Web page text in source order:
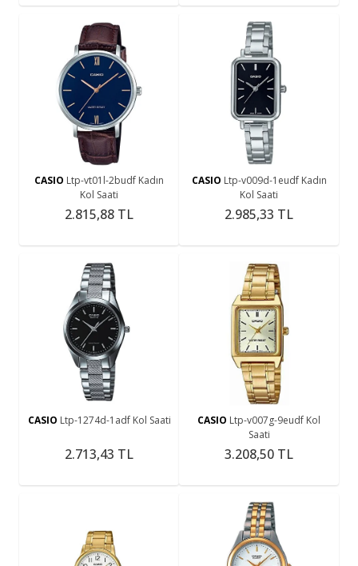
CASIO Ltp-vt01l-2budf Kadın
Kol Saati
2.815,88 TL
CASIO Ltp-v009d-1eudf Kadın
Kol Saati
2.985,33 TL
CASIO Ltp-1274d-1adf Kol Saati
2.713,43 TL
CASIO Ltp-v007g-9eudf Kol
Saati
3.208,50 TL